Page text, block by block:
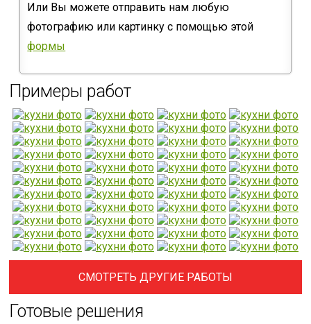
Или Вы можете отправить нам любую
фотографию или картинку с помощью этой
формы
Примеры работ
СМОТРЕТЬ ДРУГИЕ РАБОТЫ
Готовые решения